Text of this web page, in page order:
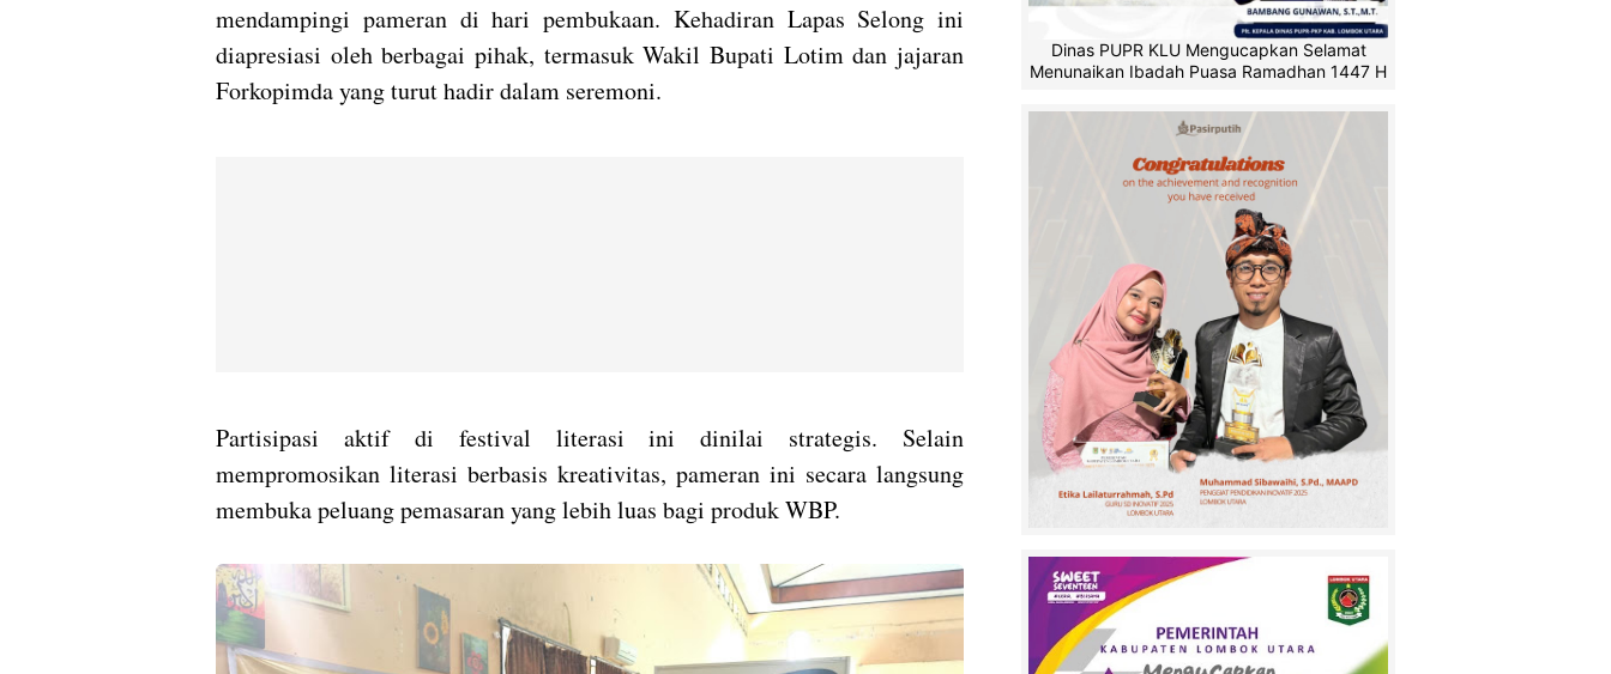
mendampingi pameran di hari pembukaan. Kehadiran Lapas Selong ini
diapresiasi oleh berbagai pihak, termasuk Wakil Bupati Lotim dan jajaran
Forkopimda yang turut hadir dalam seremoni.
Partisipasi aktif di festival literasi ini dinilai strategis. Selain
mempromosikan literasi berbasis kreativitas, pameran ini secara langsung
membuka peluang pemasaran yang lebih luas bagi produk WBP.
Dinas PUPR KLU Mengucapkan Selamat
Menunaikan Ibadah Puasa Ramadhan 1447 H